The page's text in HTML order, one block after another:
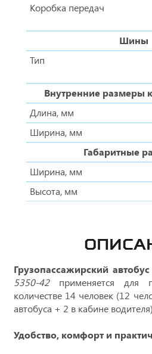
Коробка передач
Шины
Тип
Внутренние размеры
Длина, мм
Ширина, мм
Габаритные
Ширина, мм
Высота, мм
Грузопассажирский
5350-42применяется для
количестве 14 человек (12
автобуса + 2 в кабине
Удобство, комфорт и